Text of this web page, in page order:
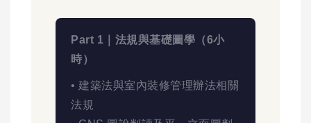
Part 1｜法規與基礎圖學（6小
時）
• 建築法與室內裝修管理辦法相關
法規